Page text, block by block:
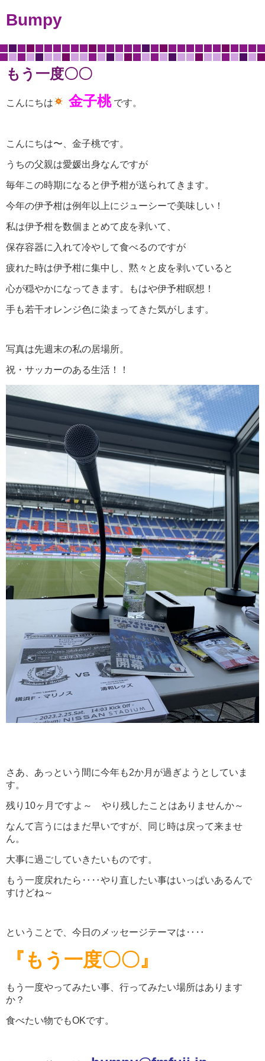
Bumpy
もう一度〇〇
こんにちは 金子桃です。
こんにちは〜、金子桃です。
うちの父親は愛媛出身なんですが
毎年この時期になると伊予柑が送られてきます。
今年の伊予柑は例年以上にジューシーで美味しい！
私は伊予柑を数個まとめて皮を剥いて、
保存容器に入れて冷やして食べるのですが
疲れた時は伊予柑に集中し、黙々と皮を剥いていると
心が穏やかになってきます。もはや伊予柑瞑想！
手も若干オレンジ色に染まってきた気がします。
写真は先週末の私の居場所。
祝・サッカーのある生活！！
さあ、あっという間に今年も2か月が過ぎようとしていま
す。
残り10ヶ月ですよ～ やり残したことはありませんか～
なんて言うにはまだ早いですが、同じ時は戻って来ませ
ん。
大事に過ごしていきたいものです。
もう一度戻れたら‥‥やり直したい事はいっぱいあるんで
すけどね～
ということで、今日のメッセージテーマは‥‥
『もう一度〇〇』
もう一度やってみたい事、行ってみたい場所はあります
か？
食べたい物でもOKです。